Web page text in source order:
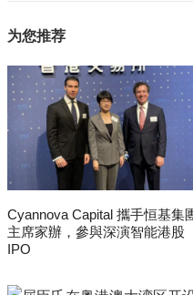
为您推荐
Cyannova Capital 攜手恒基集
主席家辦，參與深演智能港股
IPO